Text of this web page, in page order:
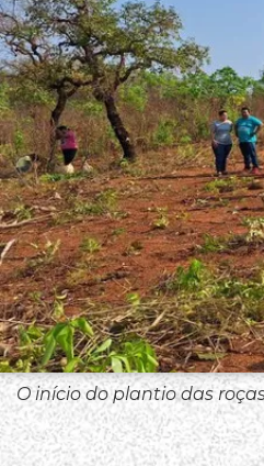
O início do plantio das